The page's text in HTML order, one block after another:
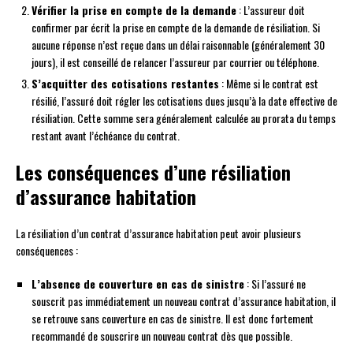
Vérifier la prise en compte de la demande: L’assureur doit
confirmer par écrit la prise en compte de la demande de résiliation. Si
aucune réponse n’est reçue dans un délai raisonnable (généralement 30
jours), il est conseillé de relancer l’assureur par courrier ou téléphone.
S’acquitter des cotisations restantes : Même si le contrat est
résilié, l’assuré doit régler les cotisations dues jusqu’à la date effective de
résiliation. Cette somme sera généralement calculée au prorata du temps
restant avant l’échéance du contrat.
Les conséquences d’une résiliation
d’assurance habitation
La résiliation d’un contrat d’assurance habitation peut avoir plusieurs
conséquences :
L’absence de couverture en cas de sinistre: Si l’assuré ne
souscrit pas immédiatement un nouveau contrat d’assurance habitation, il
se retrouve sans couverture en cas de sinistre. Il est donc fortement
recommandé de souscrire un nouveau contrat dès que possible.